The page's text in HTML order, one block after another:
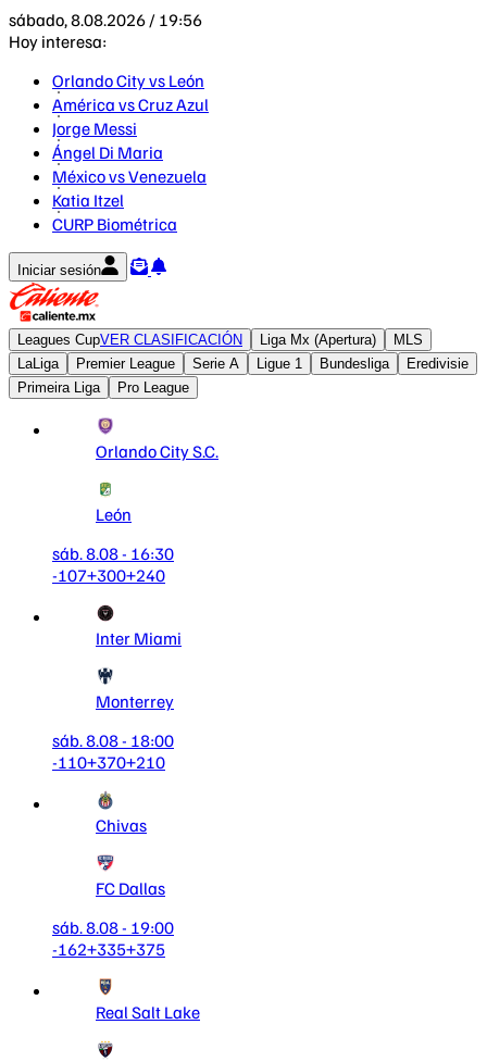
sábado, 8.08.2026 / 19:56
Hoy interesa:
Orlando City vs León
América vs Cruz Azul
Jorge Messi
Ángel Di Maria
México vs Venezuela
Katia Itzel
CURP Biométrica
Iniciar sesión
Leagues CupVER CLASIFICACIÓN Liga Mx (Apertura)
MLS
LaLiga
Premier League Serie A Ligue 1 Bundesliga
Eredivisie
Primeira Liga
Pro League
Orlando City S.C.
León
sáb. 8.08 - 16:30
-107+300+240
Inter Miami
Monterrey
sáb. 8.08 - 18:00
-110+370+210
Chivas
FC Dallas
sáb. 8.08 - 19:00
-162+335+375
Real Salt Lake